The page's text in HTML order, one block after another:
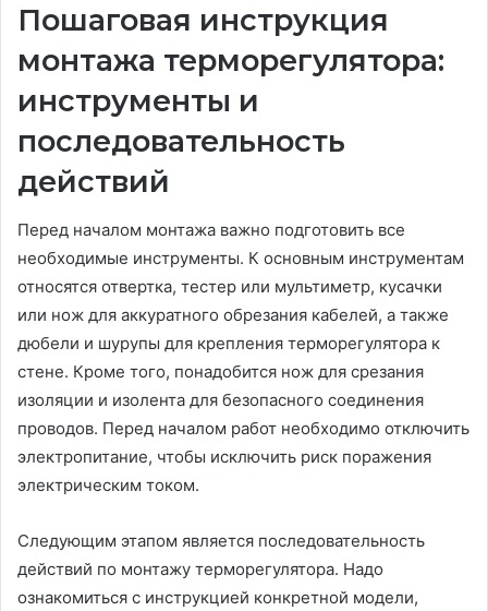
Пошаговая инструкция
монтажа терморегулятора:
инструменты и
последовательность
действий
Перед началом монтажа важно подготовить все
необходимые инструменты. К основным инструментам
относятся отвертка, тестер или мультиметр, кусачки
или нож для аккуратного обрезания кабелей, а также
дюбели и шурупы для крепления терморегулятора к
стене. Кроме того, понадобится нож для срезания
изоляции и изолента для безопасного соединения
проводов. Перед началом работ необходимо отключить
электропитание, чтобы исключить риск поражения
электрическим током.
Следующим этапом является последовательность
действий по монтажу терморегулятора. Надо
ознакомиться с инструкцией конкретной модели,